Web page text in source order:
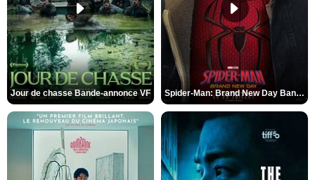
Jour de chasse Bande-annonce VF Spider-Man: Brand New Day Bande-annonce (3) VO STFR